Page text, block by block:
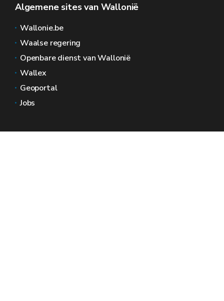
Algemene sites van Wallonië
Wallonie.be
Waalse regering
Openbare dienst van Wallonië
Wallex
Geoportal
Jobs